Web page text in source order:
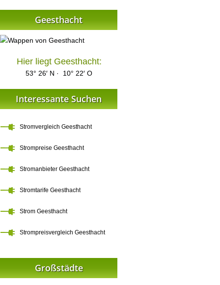
Geesthacht
Hier liegt Geesthacht:
53° 26′ N · 10° 22′ O
Interessante Suchen
Stromvergleich Geesthacht
Strompreise Geesthacht
Stromanbieter Geesthacht
Stromtarife Geesthacht
Strom Geesthacht
Strompreisvergleich Geesthacht
Großstädte